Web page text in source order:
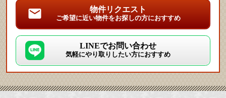
物件リクエスト
ご希望に近い物件をお探しの方におすすめ
LINEでお問い合わせ
気軽にやり取りしたい方におすすめ